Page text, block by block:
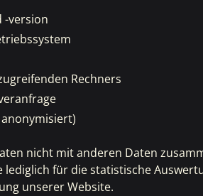
-version
Rechners
anonymisiert)
nicht mit anderen Daten
lediglich für die statistische
unserer Website.